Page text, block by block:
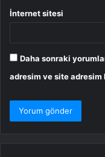
İnternet sitesi
Daha sonraki
adresim ve site adresim